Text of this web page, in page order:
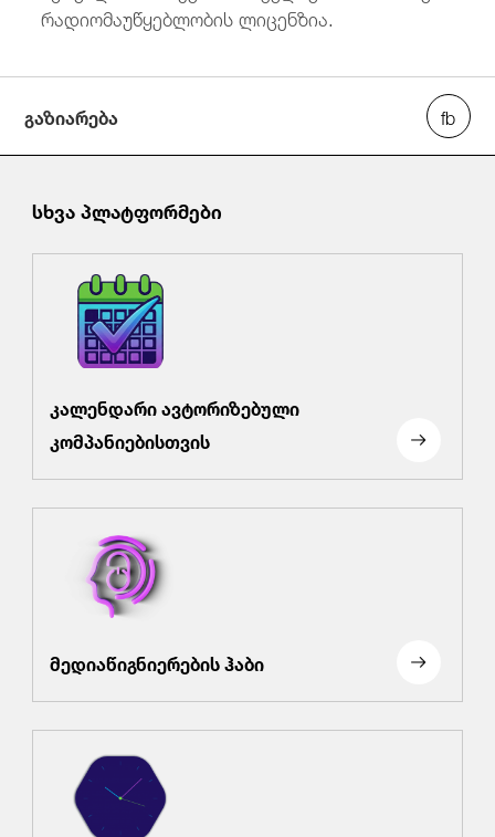
რადიომაუწყებლობის ლიცენზია.
გაზიარება
სხვა პლატფორმები
კალენდარი ავტორიზებული
კომპანიებისთვის
მედიაწიგნიერების ჰაბი